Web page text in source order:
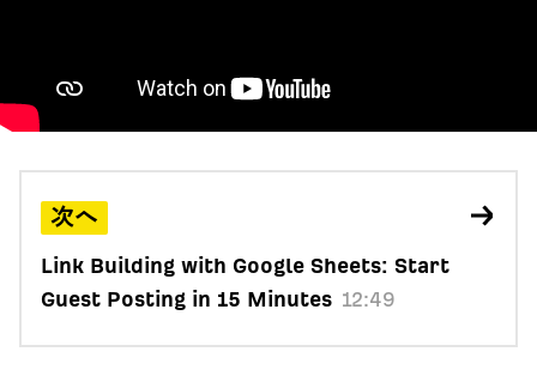
次へ
Link Building with Google Sheets: Start
Guest Posting in 15 Minutes 12:49